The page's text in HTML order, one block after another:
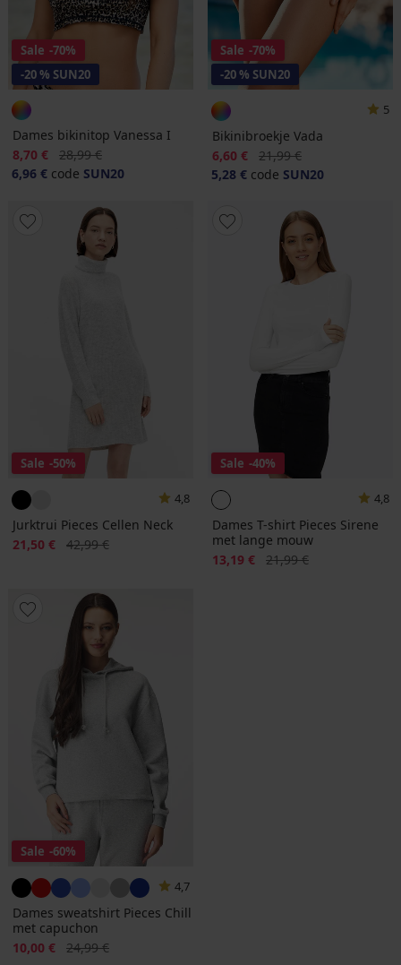
Sale -70%
-20 % SUN20
Dames bikinitop Vanessa I
Korting
8,70 € Oorspronkelijke prijs
28,99 €
6,96 € code SUN20
Sale -70%
-20 % SUN20
5
Bikinibroekje Vada
Korting
6,60 € Oorspronkelijke prijs
21,99 €
5,28 € code SUN20
Sale -50%
4,8
Jurktrui Pieces Cellen Neck
Korting
21,50 € Oorspronkelijke prijs
42,99 €
Sale -40%
4,8
Dames T-shirt Pieces Sirene
met lange mouw
Korting
13,19 € Oorspronkelijke prijs
21,99 €
Sale -60%
4,7
Dames sweatshirt Pieces Chill
met capuchon
Korting
10,00 € Oorspronkelijke prijs
24,99 €